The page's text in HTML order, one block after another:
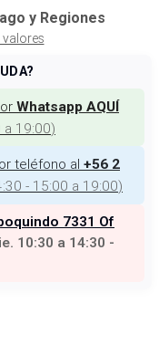
y Regiones
Whatsapp AQUÍ
a 19:00)
teléfono al +56 2
- 15:00 a 19:00)
7331 Of
10:30 a 14:30 -